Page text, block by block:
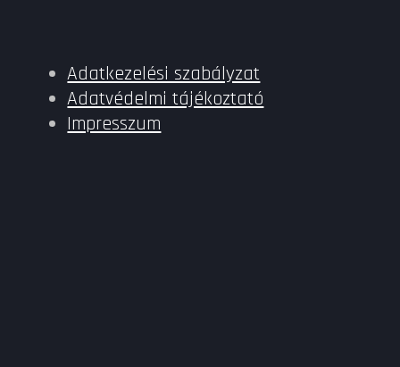
Adatkezelési szabályzat
Adatvédelmi tájékoztató
Impresszum